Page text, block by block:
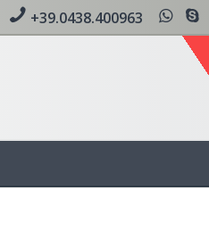
+39.0438.400963